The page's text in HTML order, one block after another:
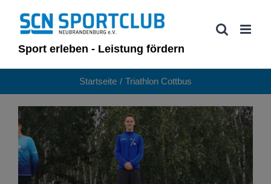
Inhalt
springenSport erleben - Leistung fördern
Startseite Triathlon Cottbus